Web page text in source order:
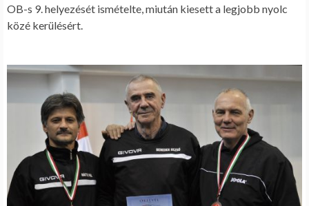
OB-s 9. helyezését ismételte, miután kiesett a legjobb nyolc
közé kerülésért.